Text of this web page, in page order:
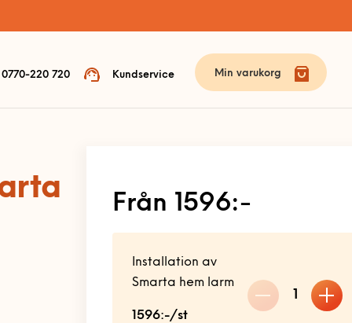
0770-220 720 Kundservice Min varukorg
Från 1596:-
Installation av
Smarta hem larm
1596:-/st
1